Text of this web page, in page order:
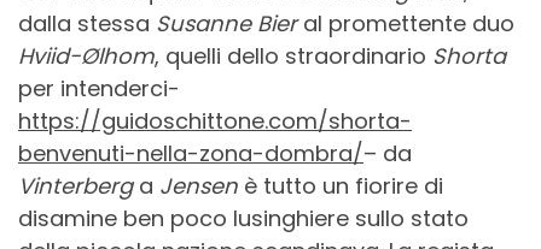
dalla stessa Susanne Bieral promettente duo
Hviid-Ølhom, quelli dello straordinario Shorta
per intenderci-
https://guidoschittone.com/shorta-
benvenuti-nella-zona-dombra/– da
Vinterberga Jensen è tutto un fiorire di
disamine ben poco lusinghiere sullo stato